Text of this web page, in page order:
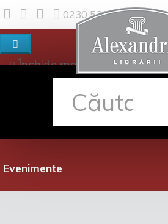
0230 530 342
Închide meniul
Evenimente